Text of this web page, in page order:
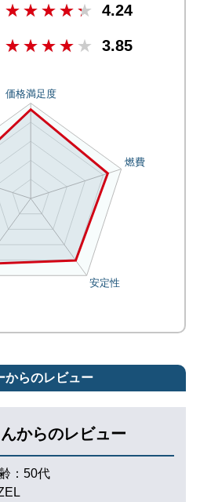
4.24
3.85
からのレビュー
からのレビュー
： 50代